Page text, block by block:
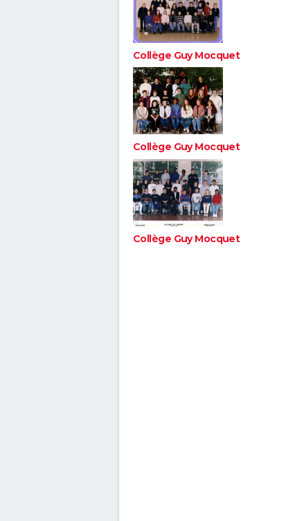
Collège Guy Mocquet
Collège Guy Mocquet
Collège Guy Mocquet